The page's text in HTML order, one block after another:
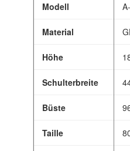
Modell
Material
Höhe
Schulterbreite
Büste
Taille